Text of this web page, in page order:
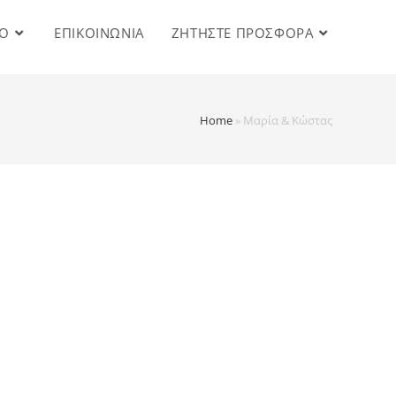
ΕΠΙΚΟΙΝΩΝΙΑ ΖΗΤΗΣΤΕ ΠΡΟΣΦΟΡΑ
Home » Μαρία & Κώστας